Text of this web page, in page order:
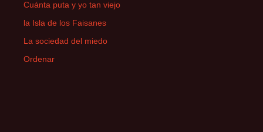
Cuánta puta y yo tan viejo
la Isla de los Faisanes
La sociedad del miedo
Ordenar